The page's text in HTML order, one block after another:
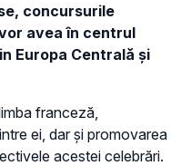
concursurile
avea în centrul
Europa Centrală și
franceză,
ei, dar și promovarea
acestei celebrări.